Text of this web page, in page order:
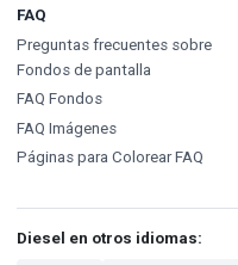
FAQ
Preguntas frecuentes sobre
Fondos de pantalla
FAQ Fondos
FAQ Imágenes
Páginas para Colorear FAQ
Diesel en otros idiomas: